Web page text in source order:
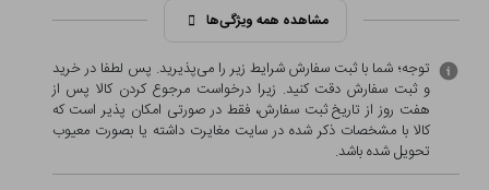
مشاهده همه ویژگی‌ها
توجه؛ شما با ثبت سفارش شرایط زیر را می‌پذیرید. پس لطفا در خرید
و ثبت سفارش دقت کنید. زیرا درخواست مرجوع کردن کالا پس از
هفت روز از تاریخ ثبت سفارش، فقط در صورتی امکان پذیر است که
کالا با مشخصات ذکر شده در سایت مغایرت داشته یا بصورت معيوب
تحویل شده باشد.